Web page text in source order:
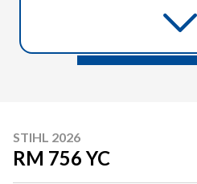
STIHL 2026
RM 756 YC